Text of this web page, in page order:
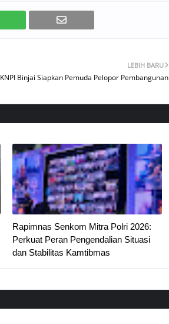
LEBIH BARU
KNPI Binjai Siapkan Pemuda Pelopor Pembangunan
Rapimnas Senkom Mitra Polri 2026:
Perkuat Peran Pengendalian Situasi
dan Stabilitas Kamtibmas